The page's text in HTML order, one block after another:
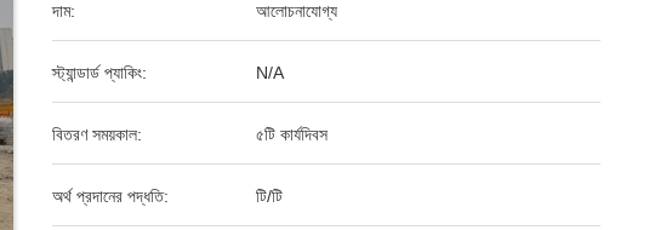
দাম: আলোচনাযোগ্য
স্ট্যান্ডার্ড প্যাকিং: N/A
বিতরণ সময়কাল: ৫টি কার্যদিবস
অর্থ প্রদানের পদ্ধতি: টি/টি